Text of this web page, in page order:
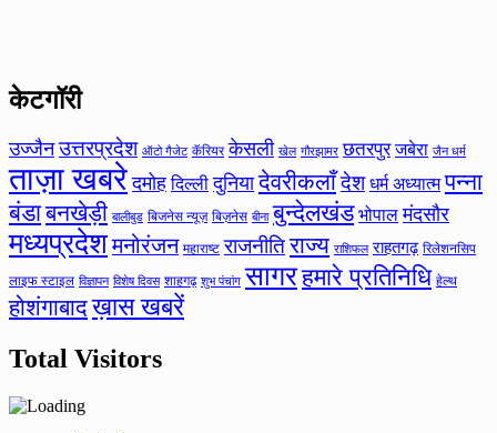
केटगॉरी
उज्जैन उत्तरप्रदेश ऑटो गैजेट कॅरियर केसली खेल गौरझामर छतरपुर जबेरा जैन धर्म
ताज़ा खबरे दमोह दिल्ली दुनिया देवरीकलाँदेश धर्म अध्यात्म पन्ना
बंडाबनखेड़ी बालीबुड बिजनेस न्यूज़ बिज़नेस बीना बुन्देलखंड भोपाल मंदसौर
मध्यप्रदेशमनोरंजन महाराष्ट राजनीतिराज्य राशिफल राहतगढ़ रिलेशनसिप
लाइफ स्टाइल विज्ञापन विशेष दिवस शाहगढ़ शुभ पंचांग सागरहमारे प्रतिनिधि हेल्थ
होशंगाबादख़ास खबरें
Total Visitors